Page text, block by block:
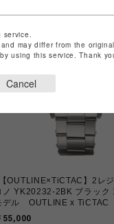
OUTLINE×TiCTAC】2レ
ノ YK20232-2BK ブラック
デル OUTLINE x TiCTAC
55,000
service.
may differ from the
using this service. Thank
Cancel